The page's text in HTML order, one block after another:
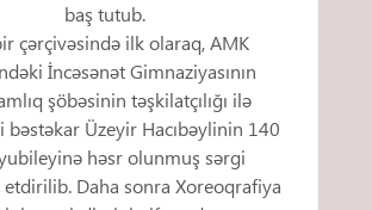
baş tutub.
çərçivəsində ilk olaraq, AMK
İncəsənət Gimnaziyasının
şöbəsinin təşkilatçılığı ilə
Üzeyir Hacıbəylinin 140
həsr olunmuş sərgi
Daha sonra Xoreoqrafiya